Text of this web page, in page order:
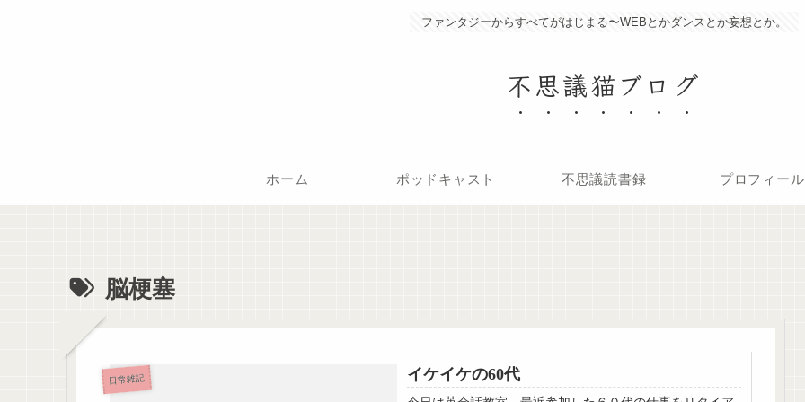
ファンタジーからすべてがはじまる〜WEBとかダンスとか妄想とか。
不思議猫ブログ
ホーム ポッドキャスト 不思議読書録 プロフィール
脳梗塞
日常雑記 イケイケの60代